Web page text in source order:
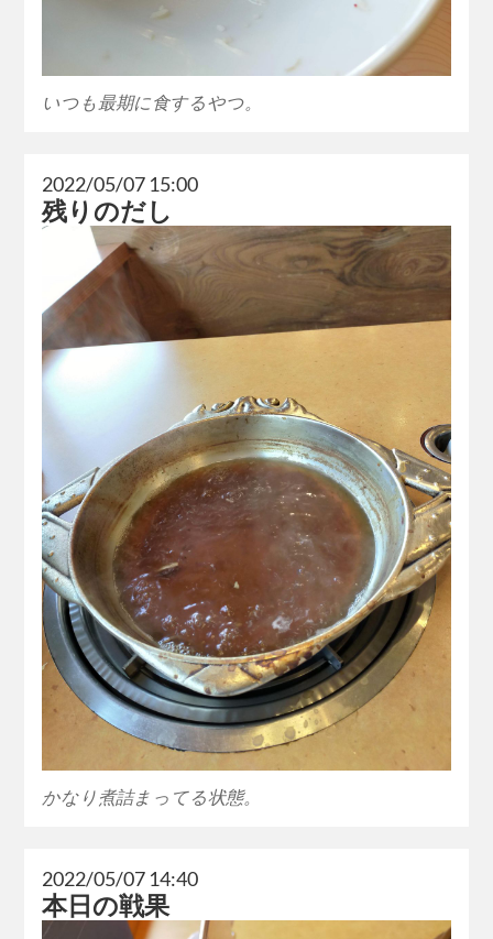
いつも最期に食するやつ。
2022/05/07 15:00
残りのだし
かなり煮詰まってる状態。
2022/05/07 14:40
本日の戦果